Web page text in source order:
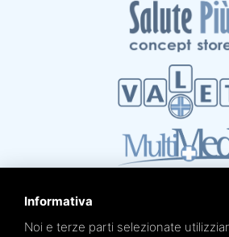
Informativa
Noi e terze parti selezionate